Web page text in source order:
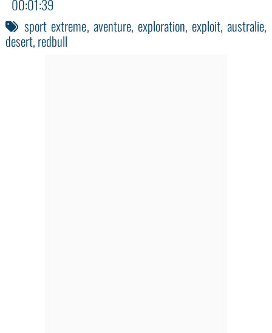
00:01:39
sport extreme, aventure, exploration, exploit, australie,
desert,redbull